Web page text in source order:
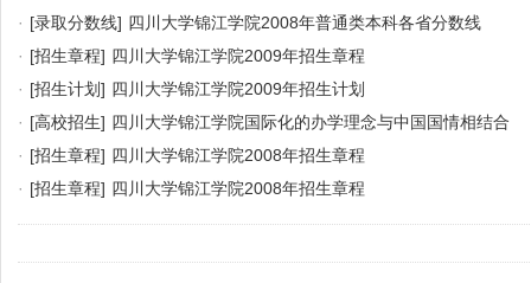
· [录取分数线] 四川大学锦江学院2008年普通类本科各省分数线
· [招生章程] 四川大学锦江学院2009年招生章程
· [招生计划] 四川大学锦江学院2009年招生计划
· [高校招生] 四川大学锦江学院国际化的办学理念与中国国情相结合
· [招生章程] 四川大学锦江学院2008年招生章程
· [招生章程] 四川大学锦江学院2008年招生章程